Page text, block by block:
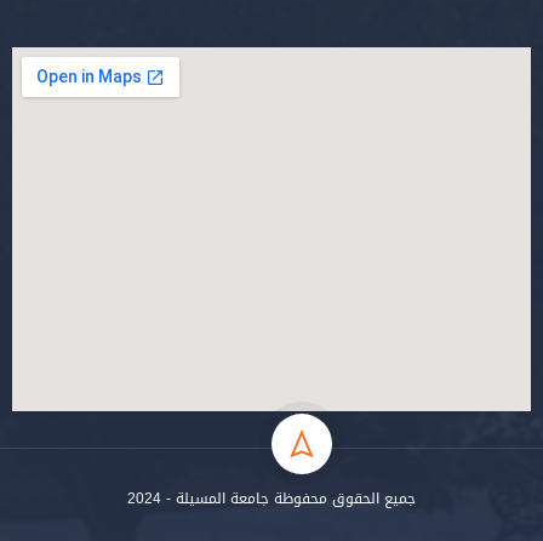
جميع الحقوق محفوظة جامعة المسيلة - 2024